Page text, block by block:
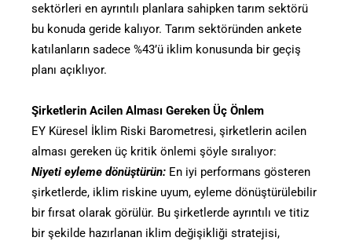
sektörleri en ayrıntılı planlara sahipken tarım sektörü
bu konuda geride kalıyor. Tarım sektöründen ankete
katılanların sadece %43’ü iklim konusunda bir geçiş
planı açıklıyor.
Şirketlerin Acilen Alması Gereken Üç Önlem
EY Küresel İklim Riski Barometresi, şirketlerin acilen
alması gereken üç kritik önlemi şöyle sıralıyor:
Niyeti eyleme dönüştürün: En iyi performans gösteren
şirketlerde, iklim riskine uyum, eyleme dönüştürülebilir
bir fırsat olarak görülür. Bu şirketlerde ayrıntılı ve titiz
bir şekilde hazırlanan iklim değişikliği stratejisi,